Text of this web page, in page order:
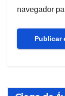
navegador